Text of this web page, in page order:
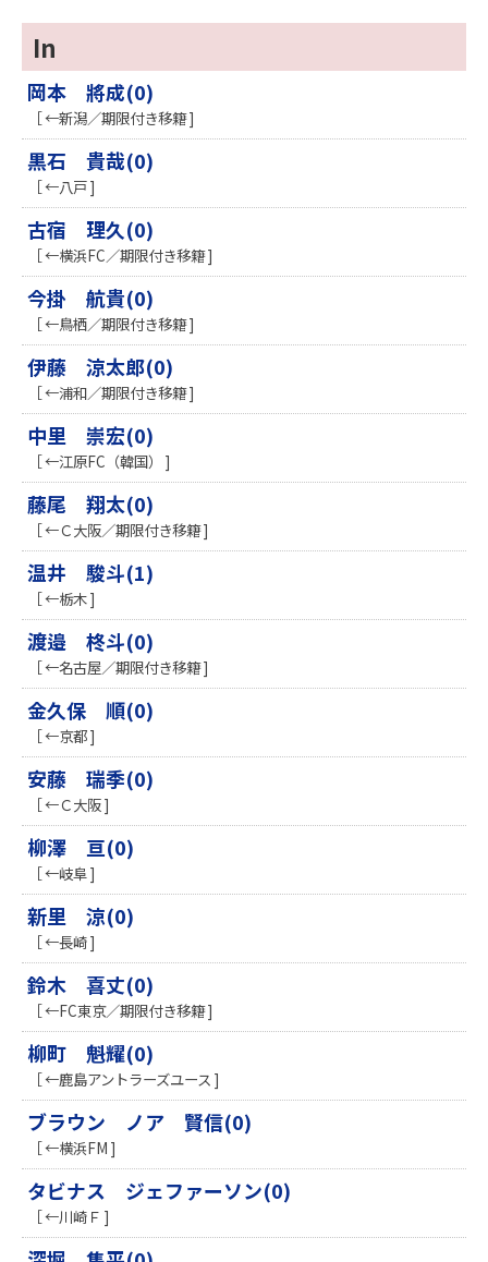
In
岡本 將成(0)
［ ←新潟／期限付き移籍 ]
黒石 貴哉(0)
［ ←八戸 ]
古宿 理久(0)
［ ←横浜FC／期限付き移籍 ]
今掛 航貴(0)
［ ←鳥栖／期限付き移籍 ]
伊藤 涼太郎(0)
［ ←浦和／期限付き移籍 ]
中里 崇宏(0)
［ ←江原FC（韓国） ]
藤尾 翔太(0)
［ ←Ｃ大阪／期限付き移籍 ]
温井 駿斗(1)
［ ←栃木 ]
渡邉 柊斗(0)
［ ←名古屋／期限付き移籍 ]
金久保 順(0)
［ ←京都 ]
安藤 瑞季(0)
［ ←Ｃ大阪 ]
柳澤 亘(0)
［ ←岐阜 ]
新里 涼(0)
［ ←長崎 ]
鈴木 喜丈(0)
［ ←FC東京／期限付き移籍 ]
柳町 魁耀(0)
［ ←鹿島アントラーズユース ]
ブラウン ノア 賢信(0)
［ ←横浜FM ]
タビナス ジェファーソン(0)
［ ←川崎Ｆ ]